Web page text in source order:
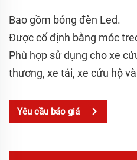
Bao gồm bóng đèn Led.
Được cố định bằng móc
Phù hợp sử dụng cho xe
thương, xe tải, xe cứu hộ
Yêu cầu báo giá